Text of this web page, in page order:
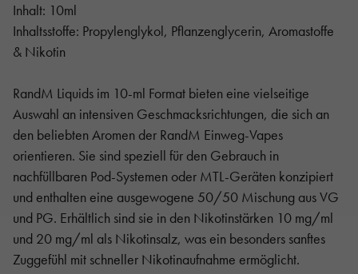
Inhalt: 10ml
Inhaltsstoffe: Propylenglykol, Pflanzenglycerin, Aromastoffe
& Nikotin
RandM Liquids im 10-ml Format bieten eine vielseitige
Auswahl an intensiven Geschmacksrichtungen, die sich an
den beliebten Aromen der RandM Einweg-Vapes
orientieren. Sie sind speziell für den Gebrauch in
nachfüllbaren Pod-Systemen oder MTL-Geräten konzipiert
und enthalten eine ausgewogene 50/50 Mischung aus VG
und PG. Erhältlich sind sie in den Nikotinstärken 10 mg/ml
und 20 mg/ml als Nikotinsalz, was ein besonders sanftes
Zuggefühl mit schneller Nikotinaufnahme ermöglicht.